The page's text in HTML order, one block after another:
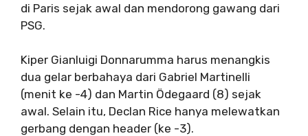
di Paris sejak awal dan mendorong gawang dari
PSG.
Kiper Gianluigi Donnarumma harus menangkis
dua gelar berbahaya dari Gabriel Martinelli
(menit ke -4) dan Martin Ödegaard (8) sejak
awal. Selain itu, Declan Rice hanya melewatkan
gerbang dengan header (ke -3).